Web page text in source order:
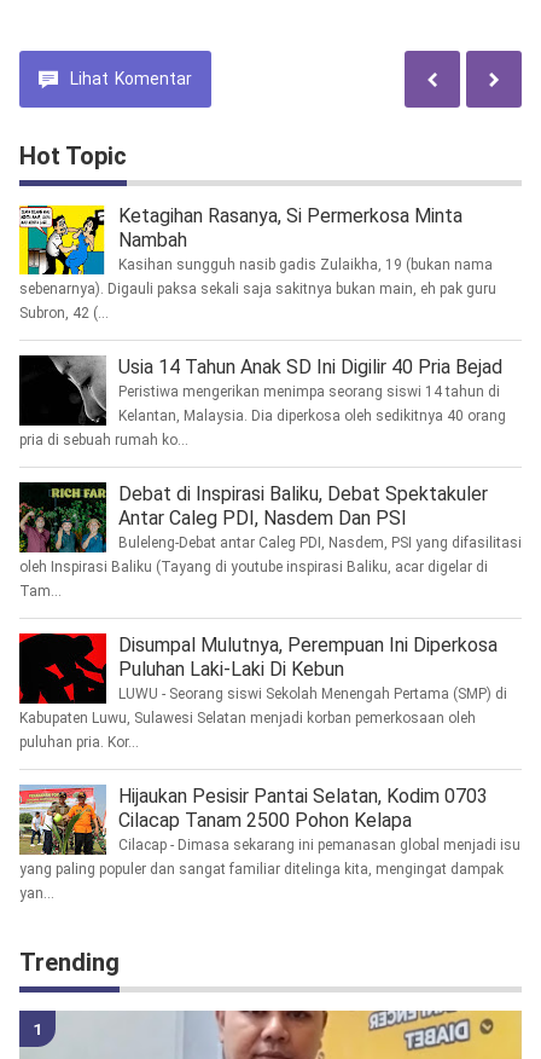
Lihat Komentar
Hot Topic
Ketagihan Rasanya, Si Permerkosa Minta
Nambah
Kasihan sungguh nasib gadis Zulaikha, 19 (bukan nama
sebenarnya). Digauli paksa sekali saja sakitnya bukan main, eh pak guru
Subron, 42 (...
Usia 14 Tahun Anak SD Ini Digilir 40 Pria Bejad
Peristiwa mengerikan menimpa seorang siswi 14 tahun di
Kelantan, Malaysia. Dia diperkosa oleh sedikitnya 40 orang
pria di sebuah rumah ko...
Debat di Inspirasi Baliku, Debat Spektakuler
Antar Caleg PDI, Nasdem Dan PSI
Buleleng-Debat antar Caleg PDI, Nasdem, PSI yang difasilitasi
oleh Inspirasi Baliku (Tayang di youtube inspirasi Baliku, acar digelar di
Tam...
Disumpal Mulutnya, Perempuan Ini Diperkosa
Puluhan Laki-Laki Di Kebun
LUWU - Seorang siswi Sekolah Menengah Pertama (SMP) di
Kabupaten Luwu, Sulawesi Selatan menjadi korban pemerkosaan oleh
puluhan pria. Kor...
Hijaukan Pesisir Pantai Selatan, Kodim 0703
Cilacap Tanam 2500 Pohon Kelapa
Cilacap - Dimasa sekarang ini pemanasan global menjadi isu
yang paling populer dan sangat familiar ditelinga kita, mengingat dampak
yan...
Trending